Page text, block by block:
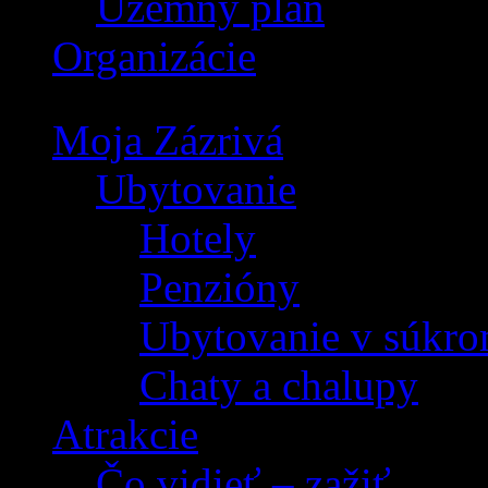
Organizácie
Moja Zázrivá
Ubytovanie
Hotely
Penzióny
Ubytovanie v
Chaty a chalupy
Atrakcie